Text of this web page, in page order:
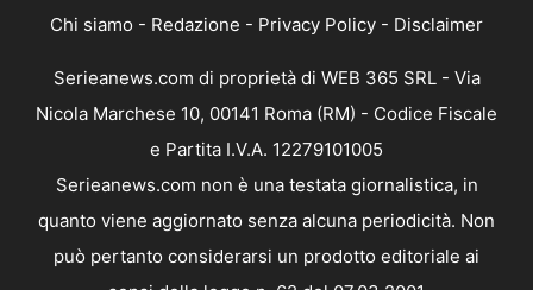
Chi siamo - Redazione - Privacy Policy - Disclaimer
Serieanews.com di proprietà di WEB 365 SRL - Via
Nicola Marchese 10, 00141 Roma (RM) - Codice Fiscale
e Partita I.V.A. 12279101005
Serieanews.com non è una testata giornalistica, in
quanto viene aggiornato senza alcuna periodicità. Non
può pertanto considerarsi un prodotto editoriale ai